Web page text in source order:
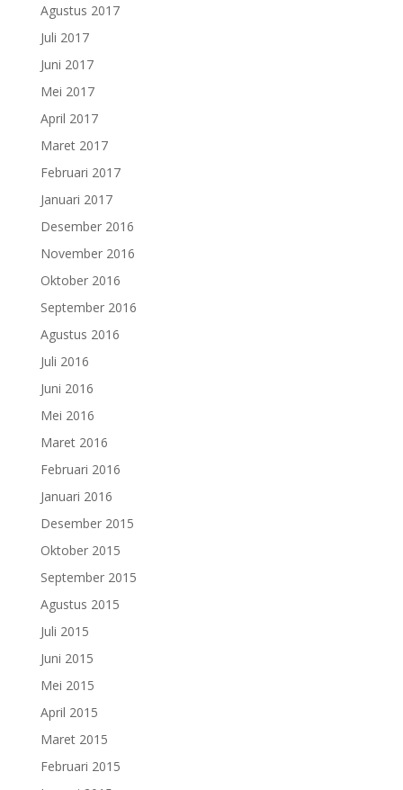
Agustus 2017
Juli 2017
Juni 2017
Mei 2017
April 2017
Maret 2017
Februari 2017
Januari 2017
Desember 2016
November 2016
Oktober 2016
September 2016
Agustus 2016
Juli 2016
Juni 2016
Mei 2016
Maret 2016
Februari 2016
Januari 2016
Desember 2015
Oktober 2015
September 2015
Agustus 2015
Juli 2015
Juni 2015
Mei 2015
April 2015
Maret 2015
Februari 2015